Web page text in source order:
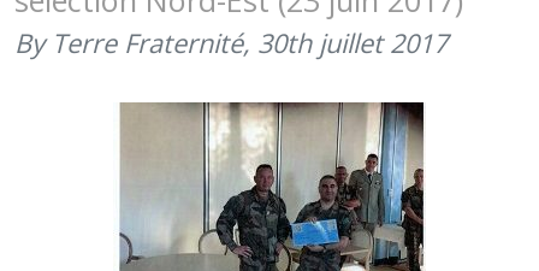
By Terre Fraternité, 30th juillet 2017